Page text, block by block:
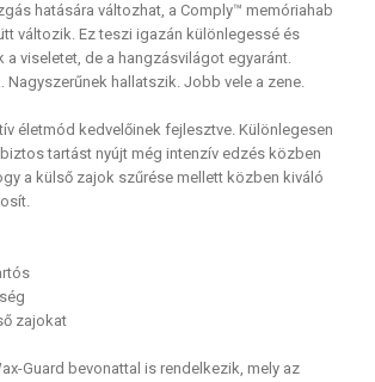
hatására változhat, a Comply™ memóriahab
változik. Ez teszi igazán különlegessé és
a viseletet, de a hangzásvilágot egyaránt.
Nagyszerűnek hallatszik. Jobb vele a zene.
életmód kedvelőinek fejlesztve. Különlegesen
tartást nyújt még intenzív edzés közben
a külső zajok szűrése mellett közben kiváló
zajokat
Guard bevonattal is rendelkezik, mely az